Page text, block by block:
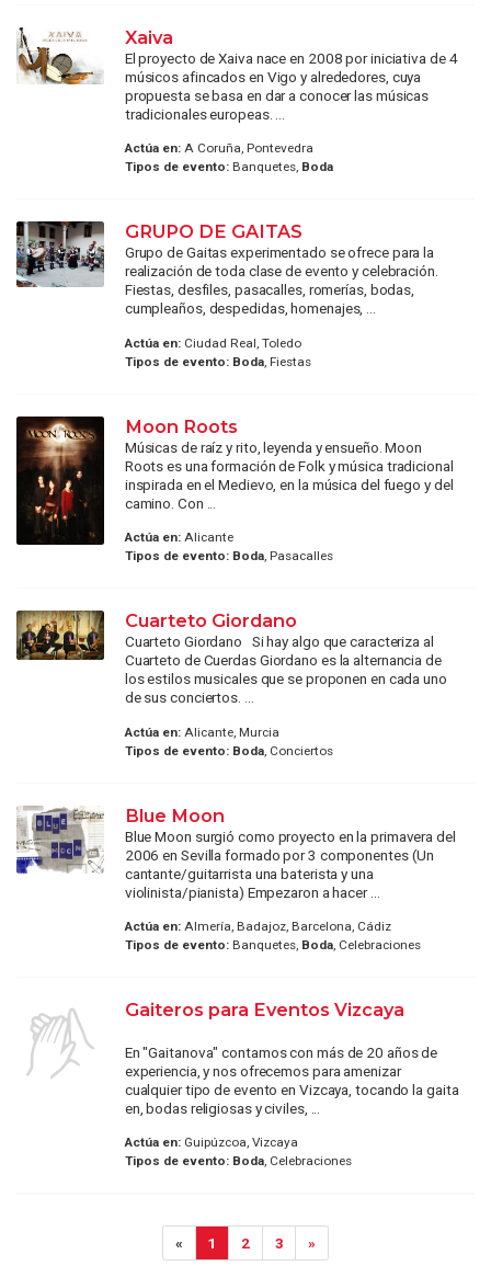
Xaiva
El proyecto de Xaiva nace en 2008 por iniciativa de 4
músicos afincados en Vigo y alrededores, cuya
propuesta se basa en dar a conocer las músicas
tradicionales europeas. ...
Actúa en:A Coruña, Pontevedra
Tipos de evento:Banquetes, Boda
GRUPO DE GAITAS
Grupo de Gaitas experimentado se ofrece para la
realización de toda clase de evento y celebración.
Fiestas, desfiles, pasacalles, romerías, bodas,
cumpleaños, despedidas, homenajes, ...
Actúa en:Ciudad Real, Toledo
Tipos de evento: Boda, Fiestas
Moon Roots
Músicas de raíz y rito, leyenda y ensueño. Moon
Roots es una formación de Folk y música tradicional
inspirada en el Medievo, en la música del fuego y del
camino. Con ...
Actúa en:Alicante
Tipos de evento: Boda, Pasacalles
Cuarteto Giordano
Cuarteto Giordano Si hay algo que caracteriza al
Cuarteto de Cuerdas Giordano es la alternancia de
los estilos musicales que se proponen en cada uno
de sus conciertos. ...
Actúa en:Alicante, Murcia
Tipos de evento: Boda, Conciertos
Blue Moon
Blue Moon surgió como proyecto en la primavera del
2006 en Sevilla formado por 3 componentes (Un
cantante/guitarrista una baterista y una
violinista/pianista) Empezaron a hacer ...
Actúa en:Almería, Badajoz, Barcelona, Cádiz
Tipos de evento:Banquetes, Boda, Celebraciones
Gaiteros para Eventos Vizcaya
En "Gaitanova" contamos con más de 20 años de
experiencia, y nos ofrecemos para amenizar
cualquier tipo de evento en Vizcaya, tocando la gaita
en, bodas religiosas y civiles, ...
Actúa en:Guipúzcoa, Vizcaya
Tipos de evento: Boda, Celebraciones
« 1 2 3 »